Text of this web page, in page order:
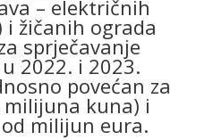
– električnih
žičanih ograda
sprječavanje
2022. i 2023.
povećan za
kuna) i
milijun eura.